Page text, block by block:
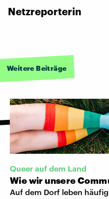
Netzreporterin
Weitere Beiträge
Queer auf dem Land
Wie wir unsere
Auf dem Dorf leben